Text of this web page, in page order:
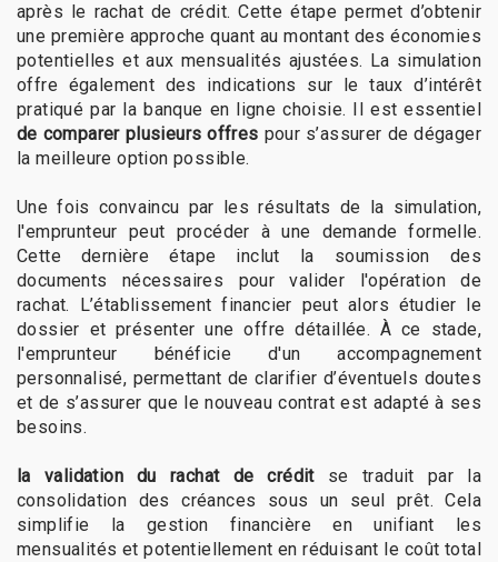
après le rachat de crédit. Cette étape permet d’obtenir
une première approche quant au montant des économies
potentielles et aux mensualités ajustées. La simulation
offre également des indications sur le taux d’intérêt
pratiqué par la banque en ligne choisie. Il est essentiel
de comparer plusieurs offres pour s’assurer de dégager
la meilleure option possible.
Une fois convaincu par les résultats de la simulation,
l'emprunteur peut procéder à une demande formelle.
Cette dernière étape inclut la soumission des
documents nécessaires pour valider l'opération de
rachat. L’établissement financier peut alors étudier le
dossier et présenter une offre détaillée. À ce stade,
l'emprunteur bénéficie d'un accompagnement
personnalisé, permettant de clarifier d’éventuels doutes
et de s’assurer que le nouveau contrat est adapté à ses
besoins.
la validation du rachat de créditse traduit par la
consolidation des créances sous un seul prêt. Cela
simplifie la gestion financière en unifiant les
mensualités et potentiellement en réduisant le coût total